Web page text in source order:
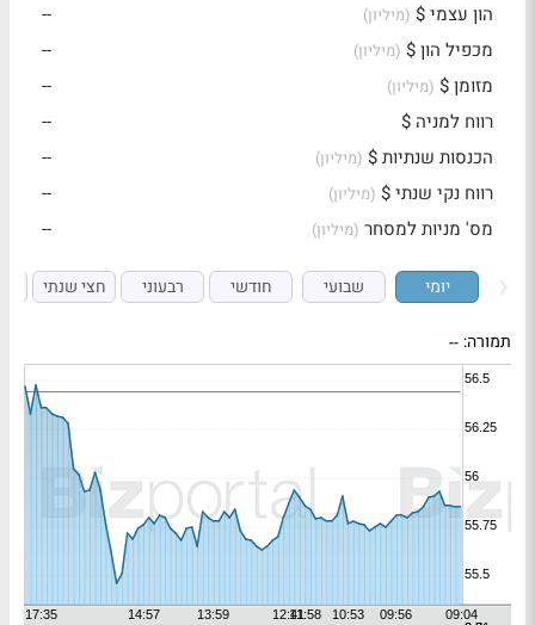
הון עצמי $ (מיליון)
--
מכפיל הון $ (מיליון)
--
מזומן $ (מיליון)
--
רווח למניה $
--
הכנסות שנתיות $ (מיליון)
--
רווח נקי שנתי $ (מיליון)
--
מס' מניות למסחר (מיליון) --
יומי שבועי חודשי רבעוני חצי שנתי
תמורה: --